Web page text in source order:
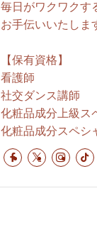
毎日がワクワクす
お手伝いいたし
【保有資格】
看護師
社交ダンス講師
化粧品成分上級ス
化粧品成分スペシ